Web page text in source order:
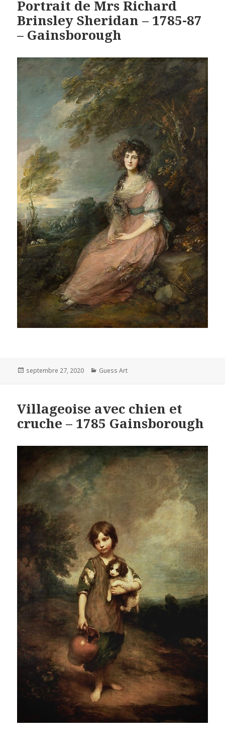
Portrait de Mrs Richard
Brinsley Sheridan – 1785-87
– Gainsborough
Posted
septembre 27, 2020 Categories
Guess Art
Villageoise avec chien et
cruche – 1785 Gainsborough